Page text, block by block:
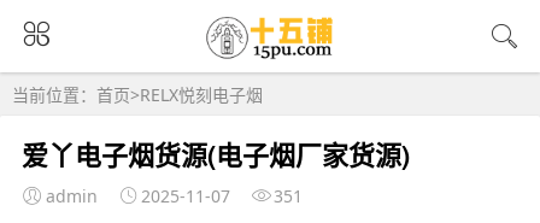
当前位置： 首页>RELX悦刻电子烟
爱丫电子烟货源(电子烟厂家货源)
admin 2025-11-07 351